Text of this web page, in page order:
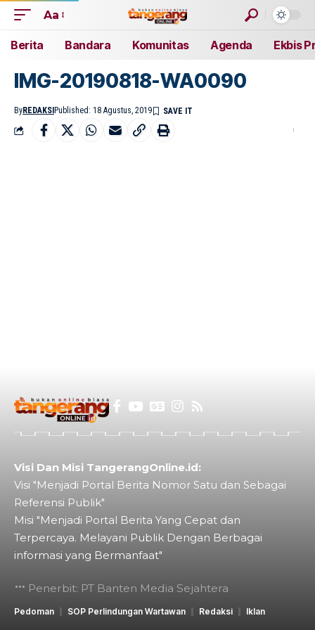
Aa
Berita Bandara Komunitas Agenda Ekbis
IMG-20190818-WA0090
ByREDAKSI Published: 18 Agustus, 2019
Visi Dan Misi TangerangOnline.id:
Visi "Menjadi Portal Berita Nomor Satu dan Sebagai
Referensi Publik"
Misi "Menjadi Portal Berita Yang Cepat dan
Terpercaya. Melayani Publik Dengan Berbagai
informasi yang Bermanfaat"
Penerbit: PT Banten Media Sejahtera
Pedoman SOP Perlindungan Wartawan Redaksi Iklan